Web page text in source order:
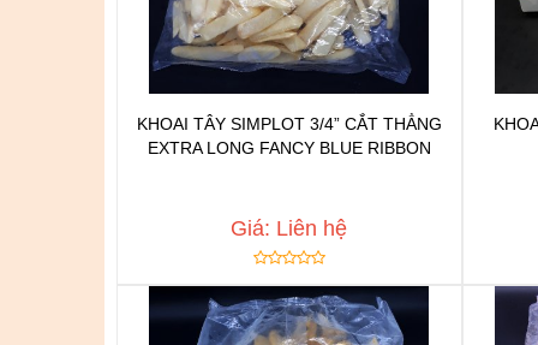
Chat để được tư vấn
KHOAI TÂY SIMPLOT 3/4” CẮT THẲNG
EXTRA LONG FANCY BLUE RIBBON
Giá: Liên hệ